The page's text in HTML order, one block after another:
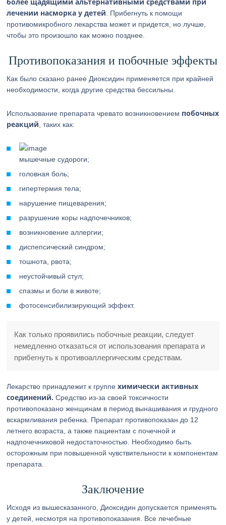
лечении насморка у детей . Прибегнуть к помощи
противомикробного лекарства может и придется, но лучше,
чтобы это произошло как можно позднее.
Противопоказания и побочные эффекты
Как было сказано ранее Диоксидин применяется при крайней
необходимости, когда другие средства бессильны.
Использование препарата чревато возникновением побочных
реакций , таких как:
мышечные судороги;
головная боль;
гипертермия тела;
нарушение пищеварения;
разрушение коры надпочечников;
возникновение аллергии;
диспепсический синдром;
тошнота, рвота;
неустойчивый стул;
спазмы и боли в животе;
фотосенсибилизирующий эффект.
Как только проявились побочные реакции, следует
немедленно отказаться от использования препарата и
прибегнуть к противоаллергическим средствам.
Лекарство принадлежит к группехимически активных
соединений. Средство из-за своей токсичности
противопоказано женщинам в период вынашивания и грудного
вскармливания ребенка. Препарат противопоказан до 12
летнего возраста, а также пациентам с почечной и
надпочечниковой недостаточностью. Необходимо быть
осторожным при повышенной чувствительности к компонентам
препарата.
Заключение
Исходя из вышесказанного, Диоксидин допускается применять
у детей, несмотря на противопоказания. Все лечебные